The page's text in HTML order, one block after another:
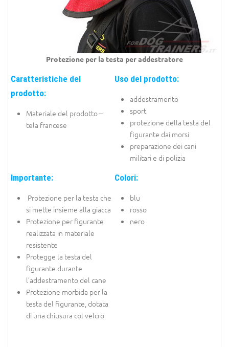
Protezione per la testa per addestratore
Caratteristiche del
prodotto:
Materiale del prodotto –
tela francese
Uso del prodotto:
addestramento
sport
protezione della testa del
figurante dai morsi
preparazione dei cani
militari e di polizia
Importante:
Protezione per la testa che
si mette insieme alla giacca
Protezione per figurante
realizzata in materiale
resistente
Protegge la testa del
figurante durante
l’addestramento del cane
Protezione morbida per la
testa del figurante, dotata
di una chiusura col velcro
Colori:
blu
rosso
nero